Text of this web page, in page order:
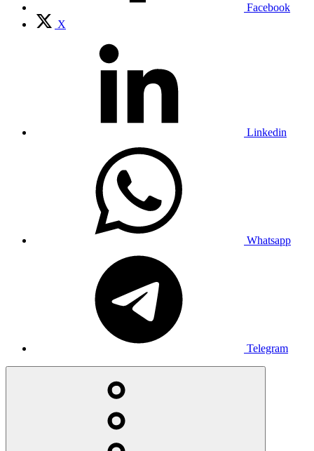
Facebook
X
Linkedin
Whatsapp
Telegram